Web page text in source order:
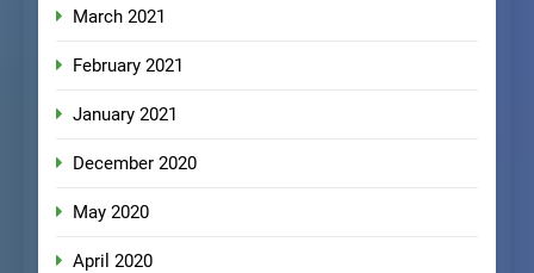
March 2021
February 2021
January 2021
December 2020
May 2020
April 2020